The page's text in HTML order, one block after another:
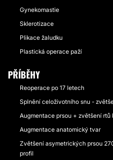
Gynekomastie
Sklerotizace
Plikace žaludku
Plastická operace paží
PŘÍBĚHY
Reoperace po 17 letech
Splnění celoživotního snu -
Augmentace prsou + zvětšení
Augmentace anatomický tvar
Zvětšení asymetrických prsou
profil